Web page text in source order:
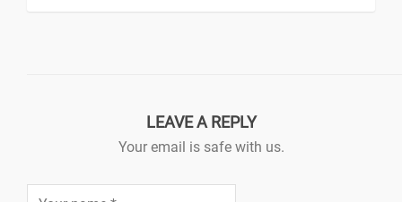
LEAVE A REPLY
Your email is safe with us.